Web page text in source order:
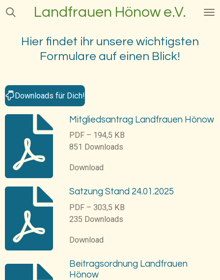
Zum
Landfrauen Hönow e.V.
Hier findet ihr unsere wichtigsten
Formulare auf einen Blick!
Downloads für Dich!
Mitgliedsantrag Landfrauen Hönow
PDF – 194,5 KB
851 Downloads
Download
Satzung Stand 24.01.2025
PDF – 303,5 KB
235 Downloads
Download
Beitragsordnung Landfrauen
Hönow